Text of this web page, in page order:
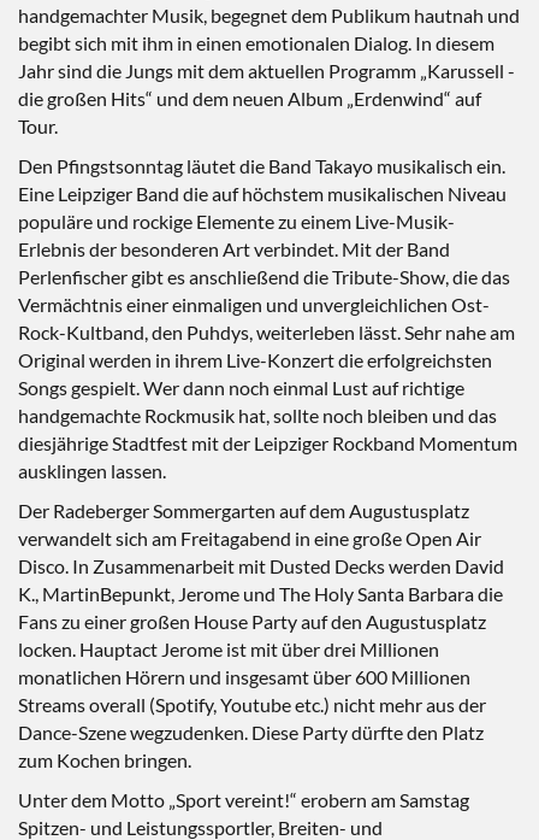
handgemachter Musik, begegnet dem Publikum hautnah und
begibt sich mit ihm in einen emotionalen Dialog. In diesem
Jahr sind die Jungs mit dem aktuellen Programm „Karussell -
die großen Hits“ und dem neuen Album „Erdenwind“ auf
Tour.
Den Pfingstsonntag läutet die Band Takayo musikalisch ein.
Eine Leipziger Band die auf höchstem musikalischen Niveau
populäre und rockige Elemente zu einem Live-Musik-
Erlebnis der besonderen Art verbindet. Mit der Band
Perlenfischer gibt es anschließend die Tribute-Show, die das
Vermächtnis einer einmaligen und unvergleichlichen Ost-
Rock-Kultband, den Puhdys, weiterleben lässt. Sehr nahe am
Original werden in ihrem Live-Konzert die erfolgreichsten
Songs gespielt. Wer dann noch einmal Lust auf richtige
handgemachte Rockmusik hat, sollte noch bleiben und das
diesjährige Stadtfest mit der Leipziger Rockband Momentum
ausklingen lassen.
Der Radeberger Sommergarten auf dem Augustusplatz
verwandelt sich am Freitagabend in eine große Open Air
Disco. In Zusammenarbeit mit Dusted Decks werden David
K., MartinBepunkt, Jerome und The Holy Santa Barbara die
Fans zu einer großen House Party auf den Augustusplatz
locken. Hauptact Jerome ist mit über drei Millionen
monatlichen Hörern und insgesamt über 600 Millionen
Streams overall (Spotify, Youtube etc.) nicht mehr aus der
Dance-Szene wegzudenken. Diese Party dürfte den Platz
zum Kochen bringen.
Unter dem Motto „Sport vereint!“ erobern am Samstag
Spitzen- und Leistungssportler, Breiten- und